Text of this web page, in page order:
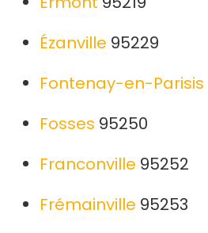
Ézanville 95229
Fontenay-en-Parisis
Fosses 95250
Franconville 95252
Frémainville 95253